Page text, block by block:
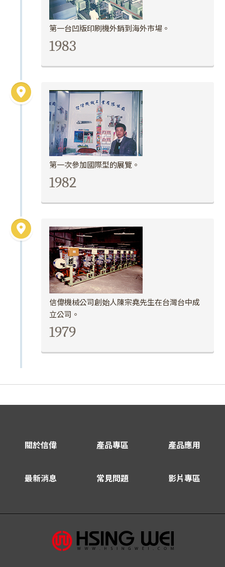
第一台凹版印刷機外銷到海外市場。
1983
第一次參加國際型的展覽。
1982
信偉機械公司創始人陳宗堯先生在台灣台中成
立公司。
1979
關於信偉 產品專區 產品應用
最新消息 常見問題 影片專區